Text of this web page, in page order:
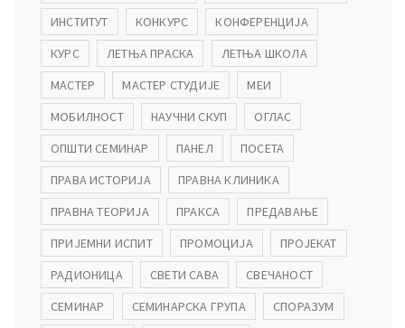
ИНСТИТУТ
КОНКУРС
КОНФЕРЕНЦИЈА
КУРС
ЛЕТЊА ПРАСКА
ЛЕТЊА ШКОЛА
МАСТЕР
МАСТЕР СТУДИЈЕ
МЕИ
МОБИЛНОСТ
НАУЧНИ СКУП
ОГЛАС
ОПШТИ СЕМИНАР
ПАНЕЛ
ПОСЕТА
ПРАВА ИСТОРИЈА
ПРАВНА КЛИНИКА
ПРАВНА ТЕОРИЈА
ПРАКСА
ПРЕДАВАЊЕ
ПРИЈЕМНИ ИСПИТ
ПРОМОЦИЈА
ПРОЈЕКАТ
РАДИОНИЦА
СВЕТИ САВА
СВЕЧАНОСТ
СЕМИНАР
СЕМИНАРСКА ГРУПА
СПОРАЗУМ